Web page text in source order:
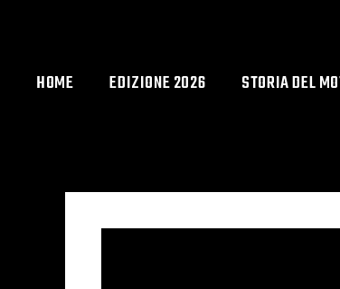
HOME EDIZIONE 2026 STORIA DEL